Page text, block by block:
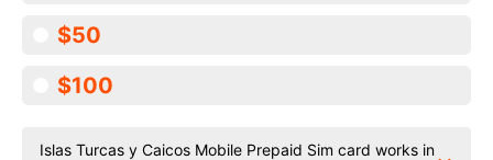
$50
$100
Islas Turcas y Caicos Mobile Prepaid Sim card works in